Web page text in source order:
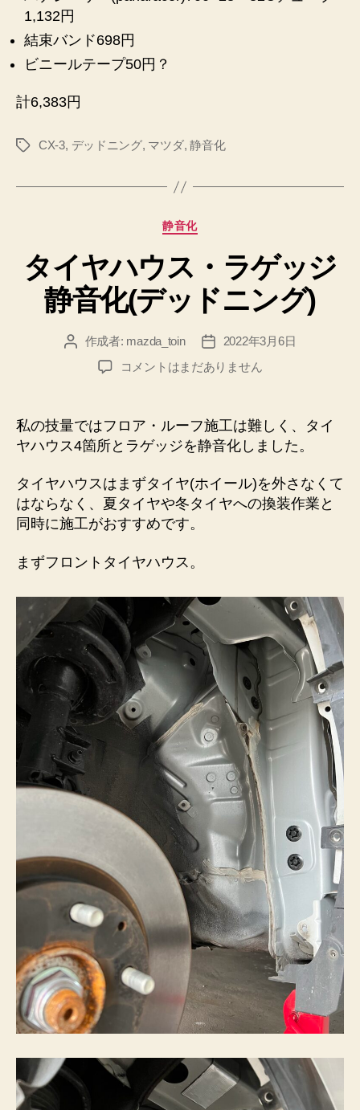
1,132円
結束バンド698円
ビニールテープ50円？
計6,383円
タ
CX-3, デッドニング, マツダ,静音化
カ
ゴ
リ
ー
静音化
タイヤハウス・ラゲッジ
静音化(デッドニング)
投 作成者: mazda_toin
投
稿
日
2022年3月6日
タ
ハ
ス・
ゲ
ッ
ジ
音
(デ
ッ
ド
ニ
ン
グ)
へ
の
コメントはまだありません
私の技量ではフロア・ルーフ施工は難しく、タイ
ヤハウス4箇所とラゲッジを静音化しました。
タイヤハウスはまずタイヤ(ホイール)を外さなくて
はならなく、夏タイヤや冬タイヤへの換装作業と
同時に施工がおすすめです。
まずフロントタイヤハウス。